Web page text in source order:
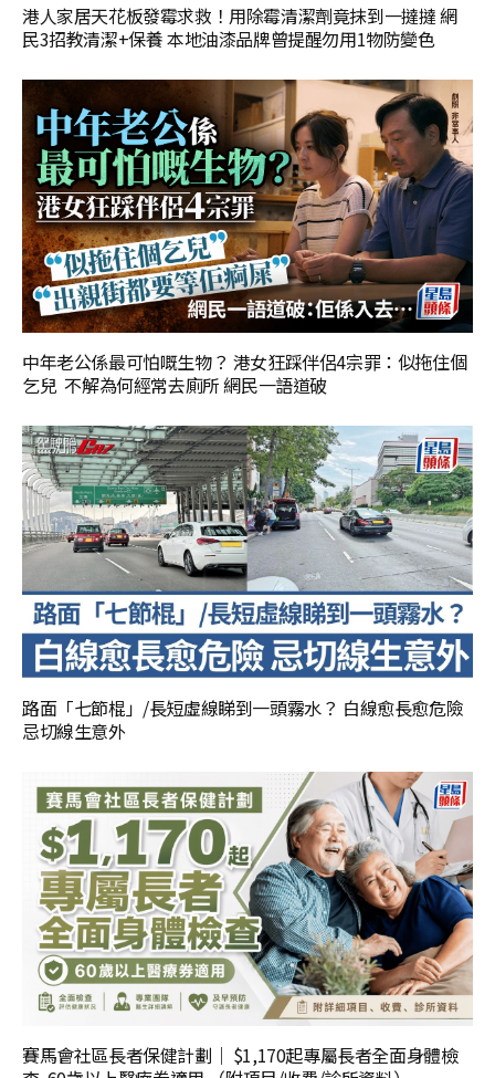
港人家居天花板發霉求救！用除霉清潔劑竟抹到一撻撻 網
民3招教清潔+保養 本地油漆品牌曾提醒勿用1物防變色
中年老公係最可怕嘅生物？ 港女狂踩伴侶4宗罪：似拖住個
乞兒 不解為何經常去廁所 網民一語道破
路面「七節棍」/長短虛線睇到一頭霧水？ 白線愈長愈危險
忌切線生意外
賽馬會社區長者保健計劃｜ $1,170起專屬長者全面身體檢